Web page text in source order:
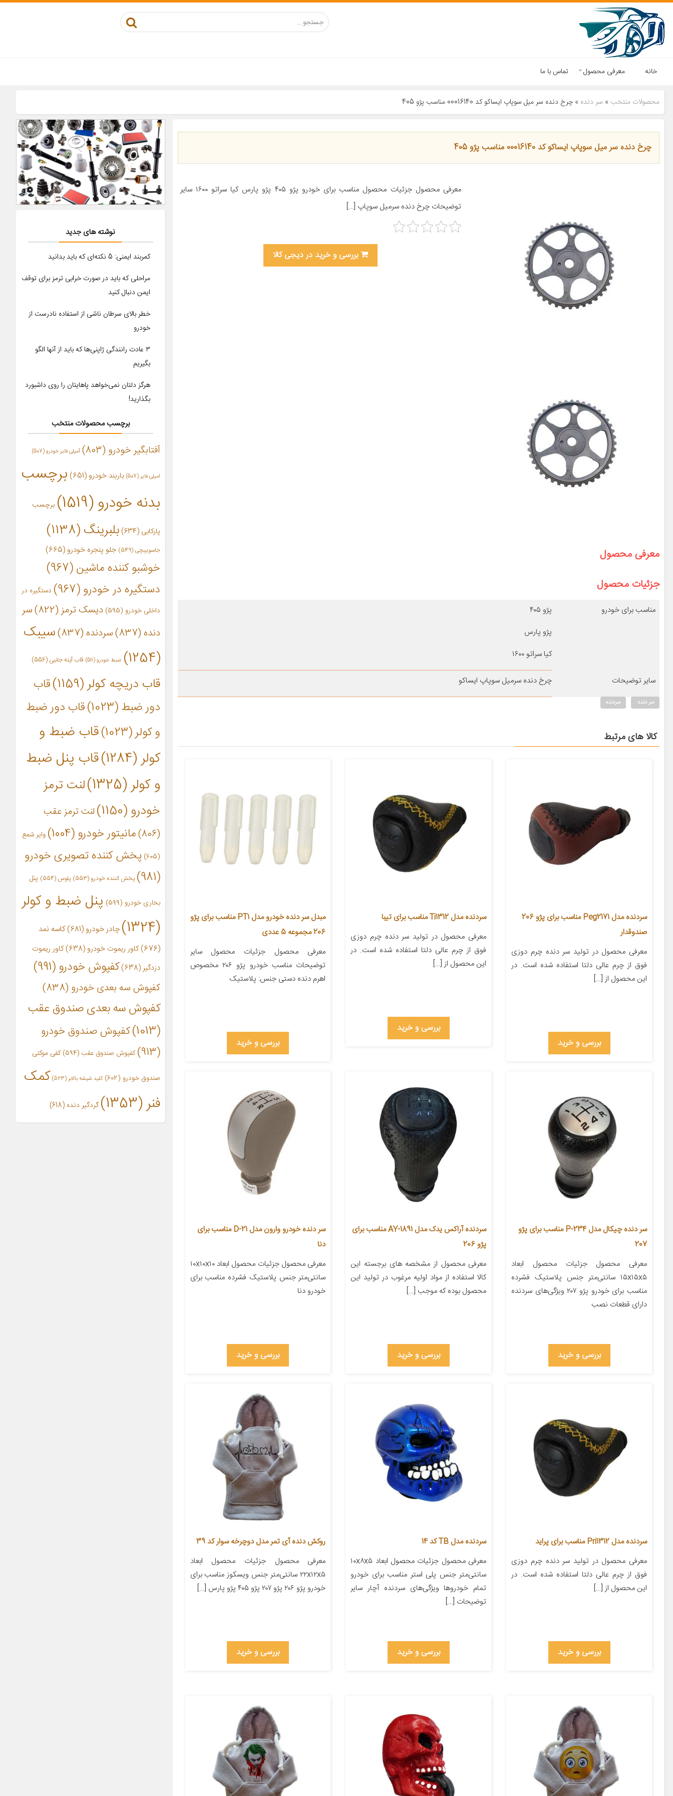
خانه معرفی محصول تماس با ما
محصولات منتخب » سر دنده » چرخ دنده سر میل سوپاپ ایساکو کد 00016140 مناسب پژو 405
چرخ دنده سر میل سوپاپ ایساکو کد 00016140 مناسب پژو 405
معرفی محصول جزئیات محصول مناسب برای خودرو پژو ۴۰۵ پژو پارس کیا سراتو ۱۶۰۰ سایر
توضیحات چرخ دنده سرمیل سوپاپ […]
بررسی و خرید در دیجی کالا
معرفی محصول
جزئیات محصول
مناسب برای خودرو
پژو ۴۰۵
پژو پارس
کیا سراتو ۱۶۰۰
سایر توضیحات چرخ دنده سرمیل سوپاپ ایساکو
سر دنده سردنده
کالا های مرتبط
سردنده مدل Peg2171 مناسب برای پژو 206
صندوقدار
معرفی محصول در تولید سر دنده چرم دوزی
فوق از چرم عالی دلتا استفاده شده است. در
این محصول از […]
بررسی و خرید
سردنده مدل Ti1312 مناسب برای تیبا
معرفی محصول در تولید سر دنده چرم دوزی
فوق از چرم عالی دلتا استفاده شده است. در
این محصول از […]
بررسی و خرید
مبدل سر دنده خودرو مدل PT1 مناسب برای پژو
206 مجموعه 5 عددی
معرفی محصول جزئیات محصول سایر
توضیحات مناسب خودرو پژو ۲۰۶ مخصوص
اهرم دنده دستی جنس: پلاستیک
بررسی و خرید
سر دنده چیکال مدل P-234 مناسب برای پژو
207
معرفی محصول جزئیات محصول ابعاد
۱۵x۱۵x۵ سانتی‌متر جنس پلاستیک فشرده
مناسب برای خودرو پژو ۲۰۷ ویژگی‌های سردنده
دارای قطعات نصب
بررسی و خرید
سردنده آراکس یدک مدل AY-1891 مناسب برای
پژو 206
معرفی محصول از مشخصه های برجسته این
کالا استفاده از مواد اولیه مرغوب در تولید این
محصول بوده که موجب […]
بررسی و خرید
سر دنده خودرو وارون مدل D-21 مناسب برای
دنا
معرفی محصول جزئیات محصول ابعاد ۱۰x۱۰x۱۰
سانتی‌متر جنس پلاستیک فشرده مناسب برای
خودرو دنا
بررسی و خرید
سردنده مدل Pri1312 مناسب برای پراید
معرفی محصول در تولید سر دنده چرم دوزی
فوق از چرم عالی دلتا استفاده شده است. در
این محصول از […]
بررسی و خرید
سردنده مدل TB کد 14
معرفی محصول جزئیات محصول ابعاد ۱۰x۸x۵
سانتی‌متر جنس پلی استر مناسب برای خودرو
تمام خودروها ویژگی‌های سردنده آچار سایر
توضیحات […]
بررسی و خرید
روکش دنده آی تمر مدل دوچرخه سوار کد 39
معرفی محصول جزئیات محصول ابعاد
۲۲x۱۲x۵ سانتی‌متر جنس ویسکوز مناسب برای
خودرو پژو ۲۰۶ پژو ۲۰۷ پژو ۴۰۵ پژو پارس […]
بررسی و خرید
نوشته های جدید
کمربند ایمنی: 5 نکته‌ای که باید بدانید
مراحلی که باید در صورت خرابی ترمز برای توقف
ایمن دنبال کنید
خطر بالای سرطان ناشی از استفاده نادرست از
خودرو
۳ عادت رانندگی ژاپنی‌ها که باید از آنها الگو
بگیریم
هرگز دلتان نمی‌خواهد پاهایتان را روی داشبورد
بگذارید!
برچسب محصولات منتخب
آفتابگیر خودرو (803) آمپلی فایر خودرو(507)
امپلی فایر (507) باربند خودرو(651)
برچسب
بدنه خودرو(1519) برچسب
پارکابی (634) بلبرینگ(1138)
جاسوییچی (549) جلو پنجره خودرو (665)
خوشبو کننده ماشین(967)
دستگیره در خودرو(967)
دستگیره در
داخلی خودرو (595) دیسک ترمز(822)
سر
دنده(837) سردنده(837)
سیبک
(1254)
ضبط خودرو(511) قاب آینه جانبی (556)
قاب دریچه کولر(1159)
قاب
دور ضبط(1023)
قاب دور ضبط
و کولر(1023)
قاب ضبط و
کولر(1284)
قاب پنل ضبط
و کولر(1325)
لنت ترمز
خودرو(1150)
لنت ترمز عقب
(806)
مانیتور خودرو(1004)
وایر شمع
(605)
پخش کننده تصویری خودرو
(981)
پخش کننده خودرو(553) پلوس(554) پنل
بخاری خودرو (599)
پنل ضبط و کولر
(1324)
چادر خودرو (681)
کاسه نمد
(676)
کاور ریموت خودرو(638)
کاور ریموت
دزدگیر(638) کفپوش خودرو(991)
کفپوش سه بعدی خودرو (838)
کفپوش سه بعدی صندوق عقب
(1013)
کفپوش صندوق خودرو
(913)
کفپوش صندوق عقب (594) کفی موکتی
صندوق خودرو (602) کلید شیشه بالابر(523)
کمک
فنر(1353) گردگیر دنده (618)